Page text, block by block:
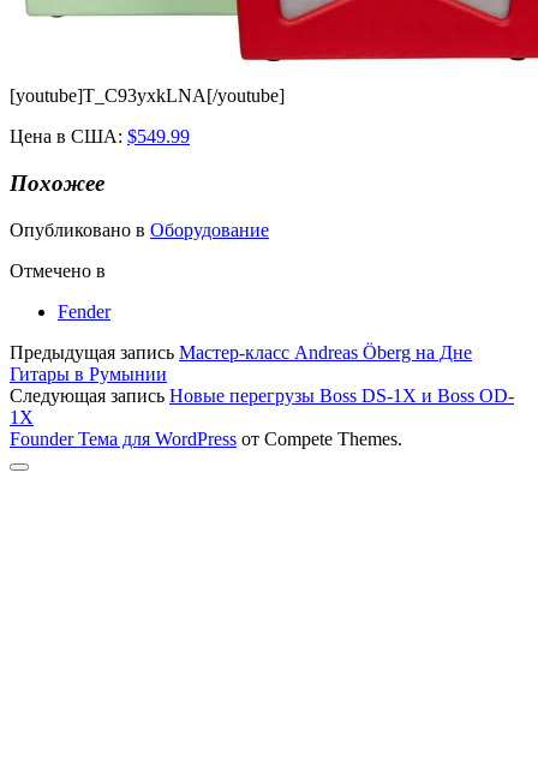
[youtube]T_C93yxkLNA[/youtube]
Цена в США: $549.99
Похожее
Опубликовано в Оборудование
Отмечено в
Fender
Предыдущая запись Мастер-класс Andreas Öberg на Дне
Гитары в Румынии
Следующая запись Новые перегрузы Boss DS-1X и Boss OD-
1X
Founder Тема для WordPress от Compete Themes.
Прокрутка